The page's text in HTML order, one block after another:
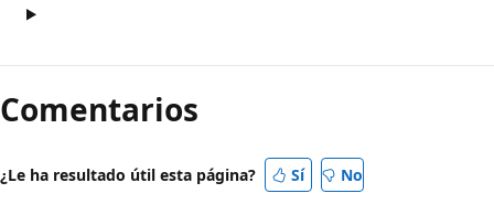
Modo
de
lectura
Comentarios
¿Le ha resultado útil esta página? Sí No